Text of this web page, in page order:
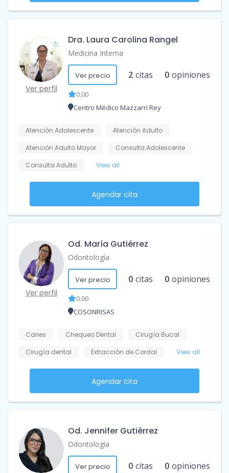
Ver perfil
Dra. Laura Carolina Rangel
Medicina Interna
Ver precio 2 citas 0 opiniones
0.00
Centro Médico Mazzarri Rey
Atención Adolescente
Atención Adulto
Atención Adulto Mayor
Consulta Adolescente
Consulta Adulto
View all
Agendar cita
Ver perfil
Od. María Gutiérrez
Odontología
Ver precio 0 citas 0 opiniones
0.00
COSONRISAS
Caries Chequeo Dental
Cirugía Bucal
Cirugía dental
Extracción de Cordal View all
Agendar cita
Od. Jennifer Gutiérrez
Odontología
Ver precio 0 citas 0 opiniones